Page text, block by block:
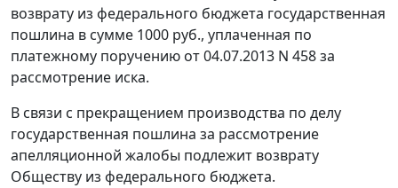
возврату из федерального бюджета государственная
пошлина в сумме 1000 руб., уплаченная по
платежному поручению от 04.07.2013 N 458 за
рассмотрение иска.
В связи с прекращением производства по делу
государственная пошлина за рассмотрение
апелляционной жалобы подлежит возврату
Обществу из федерального бюджета.